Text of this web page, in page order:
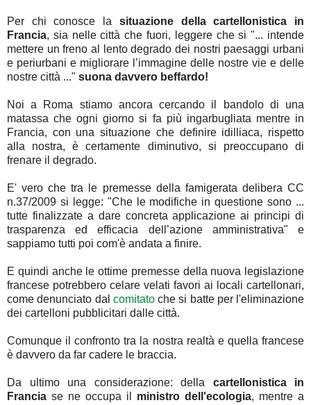
Per chi conosce la situazione della cartellonistica in
Francia, sia nelle città che fuori, leggere che si "... intende
mettere un freno al lento degrado dei nostri paesaggi urbani
e periurbani e migliorare l’immagine delle nostre vie e delle
nostre città ..." suona davvero beffardo!
Noi a Roma stiamo ancora cercando il bandolo di una
matassa che ogni giorno si fa più ingarbugliata mentre in
Francia, con una situazione che definire idilliaca, rispetto
alla nostra, è certamente diminutivo, si preoccupano di
frenare il degrado.
E' vero che tra le premesse della famigerata delibera CC
n.37/2009 si legge: "Che le modifiche in questione sono ...
tutte finalizzate a dare concreta applicazione ai principi di
trasparenza ed efficacia dell’azione amministrativa" e
sappiamo tutti poi com'è andata a finire.
E quindi anche le ottime premesse della nuova legislazione
francese potrebbero celare velati favori ai locali cartellonari,
come denunciato dal comitatoche si batte per l'eliminazione
dei cartelloni pubblicitari dalle città.
Comunque il confronto tra la nostra realtà e quella francese
è davvero da far cadere le braccia.
Da ultimo una considerazione: della cartellonistica in
Francia se ne occupa il ministro dell'ecologia, mentre a